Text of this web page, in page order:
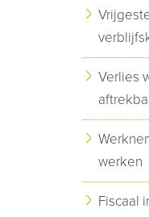
Verlies
werken
Fiscaal